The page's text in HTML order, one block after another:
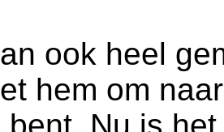
ook heel
hem om